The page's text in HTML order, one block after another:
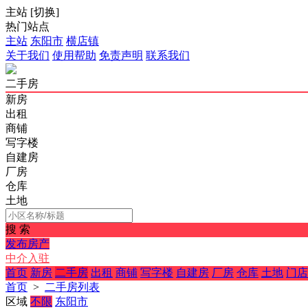
主站 [切换]
热门站点
主站 东阳市 横店镇
关于我们 使用帮助 免责声明 联系我们
二手房
新房
出租
商铺
写字楼
自建房
厂房
仓库
土地
搜 索
发布房产
中介入驻
首页 新房 二手房 出租 商铺 写字楼 自建房 厂房 仓库 土地 门店
首页 > 二手房列表
区域 不限 东阳市